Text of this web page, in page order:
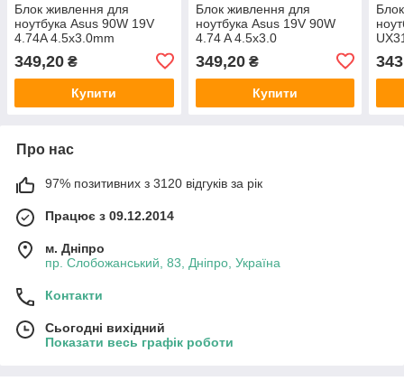
Блок живлення для
ноутбука Asus 90W 19V
4.74A 4.5x3.0mm
349,20 ₴
Купити
Блок живлення для
ноутбука Asus 19V 90W
4.74 A 4.5x3.0
349,20₴
Купити
Про нас
97% позитивних з 3120 відгуків за рік
Працює з 09.12.2014
м. Дніпро
пр. Слобожанський, 83, Дніпро, Україна
Контакти
Сьогодні вихідний
Показати весь графік роботи